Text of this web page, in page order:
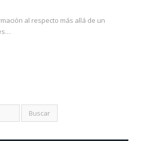
al respecto más allá de un